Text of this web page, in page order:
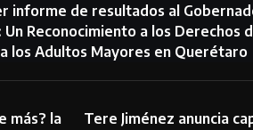
informe de resultados al
Reconocimiento a los Derechos
los Adultos Mayores en Querétaro
más? la
Tere Jiménez anuncia